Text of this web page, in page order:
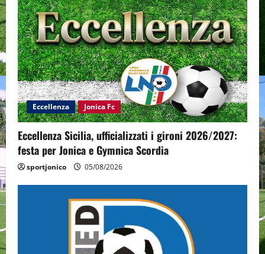
Eccellenza Jonica Fc
Eccellenza Sicilia, ufficializzati i gironi 2026/2027:
festa per Jonica e Gymnica Scordia
sportjonico 05/08/2026